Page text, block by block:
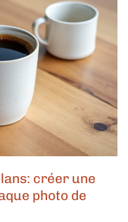
créer une
photo de